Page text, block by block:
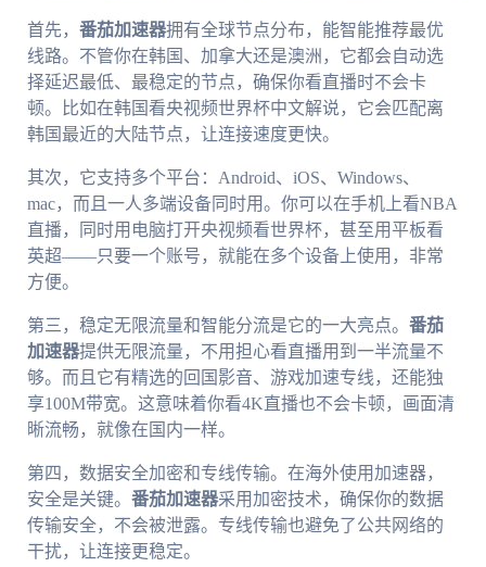
首先， 番茄加速器拥有全球节点分布，能智能推荐最优
线路。不管你在韩国、加拿大还是澳洲，它都会自动选
择延迟最低、最稳定的节点，确保你看直播时不会卡
顿。比如在韩国看央视频世界杯中文解说，它会匹配离
韩国最近的大陆节点，让连接速度更快。
其次，它支持多个平台：Android、iOS、Windows、
mac，而且一人多端设备同时用。你可以在手机上看NBA
直播，同时用电脑打开央视频看世界杯，甚至用平板看
英超——只要一个账号，就能在多个设备上使用，非常
方便。
第三，稳定无限流量和智能分流是它的一大亮点。 番茄
加速器提供无限流量，不用担心看直播用到一半流量不
够。而且它有精选的回国影音、游戏加速专线，还能独
享100M带宽。这意味着你看4K直播也不会卡顿，画面清
晰流畅，就像在国内一样。
第四，数据安全加密和专线传输。在海外使用加速器，
安全是关键。 番茄加速器采用加密技术，确保你的数据
传输安全，不会被泄露。专线传输也避免了公共网络的
干扰，让连接更稳定。